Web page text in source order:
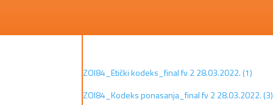
ZOI84_Etički kodeks_final fv 2 28.03.2022. (1)
ZOI84_Kodeks ponasanja_final fv 2 28.03.2022. (3)